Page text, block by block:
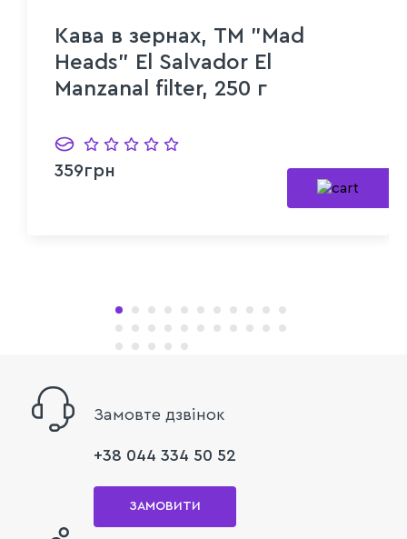
Кава в зернах, ТМ "Mad
Heads" El Salvador El
Manzanal filter, 250 г
359грн
Замовте дзвінок
+38 044 334 50 52
ЗАМОВИТИ